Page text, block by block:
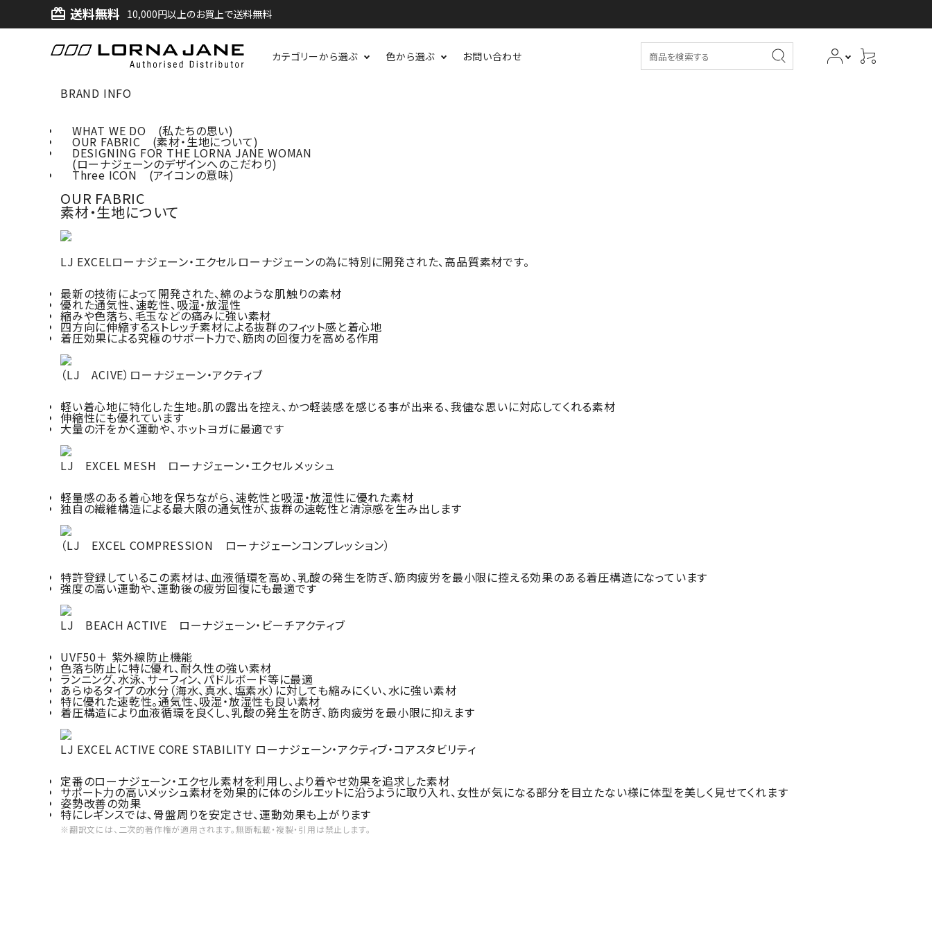
card_giftcard 送料無料 10,000円以上のお買上で送料無料
カテゴリーから選ぶ 色から選ぶ お問い合わせ
ログイン 新規会員登録
search
カラーから探す
BRAND INFO
WHAT WE DO (私たちの思い)
OUR FABRIC (素材・生地について)
DESIGNING FOR THE LORNA JANE WOMAN
(ローナジェーンのデザインへのこだわり)
Three ICON (アイコンの意味)
OUR FABRIC
素材・生地について
LJ EXCELローナジェーン・エクセルローナジェーンの為に特別に開発された、高品質素材です。
最新の技術によって開発された、綿のような肌触りの素材
優れた通気性、速乾性、吸湿・放湿性
縮みや色落ち、毛玉などの痛みに強い素材
四方向に伸縮するストレッチ素材による抜群のフィット感と着心地
着圧効果による究極のサポート力で、筋肉の回復力を高める作用
（LJ ACIVE）ローナジェーン・アクティブ
軽い着心地に特化した生地。肌の露出を控え、かつ軽装感を感じる事が出来る、我儘な思いに対応してくれる素材
伸縮性にも優れています
大量の汗をかく運動や、ホットヨガに最適です
LJ EXCEL MESH ローナジェーン・エクセルメッシュ
軽量感のある着心地を保ちながら、速乾性と吸湿・放湿性に優れた素材
独自の繊維構造による最大限の通気性が、抜群の速乾性と清涼感を生み出します
（LJ EXCEL COMPRESSION ローナジェーンコンプレッション）
特許登録しているこの素材は、血液循環を高め、乳酸の発生を防ぎ、筋肉疲労を最小限に控える効果のある着圧構造になっています
強度の高い運動や、運動後の疲労回復にも最適です
LJ BEACH ACTIVE ローナジェーン・ビーチアクティブ
UVF50＋ 紫外線防止機能
色落ち防止に特に優れ、耐久性の強い素材
ランニング、水泳、サーフィン、パドルボード等に最適
あらゆるタイプの水分（海水、真水、塩素水）に対しても縮みにくい、水に強い素材
特に優れた速乾性。通気性、吸湿・放湿性も良い素材
着圧構造により血液循環を良くし、乳酸の発生を防ぎ、筋肉疲労を最小限に抑えます
LJ EXCEL ACTIVE CORE STABILITY ローナジェーン・アクティブ・コアスタビリティ
定番のローナジェーン・エクセル素材を利用し、より着やせ効果を追求した素材
サポート力の高いメッシュ素材を効果的に体のシルエットに沿うように取り入れ、女性が気になる部分を目立たない様に体型を美しく見せてくれます
姿勢改善の効果
特にレギンスでは、骨盤周りを安定させ、運動効果も上がります
※翻訳文には、二次的著作権が適用されます。無断転載・複製・引用は禁止します。